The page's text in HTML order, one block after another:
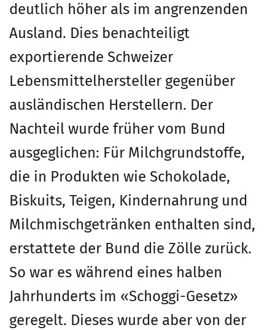
deutlich höher als im angrenzenden
Ausland. Dies benachteiligt
exportierende Schweizer
Lebensmittelhersteller gegenüber
ausländischen Herstellern. Der
Nachteil wurde früher vom Bund
ausgeglichen: Für Milchgrundstoffe,
die in Produkten wie Schokolade,
Biskuits, Teigen, Kindernahrung und
Milchmischgetränken enthalten sind,
erstattete der Bund die Zölle zurück.
So war es während eines halben
Jahrhunderts im «Schoggi-Gesetz»
geregelt. Dieses wurde aber von der